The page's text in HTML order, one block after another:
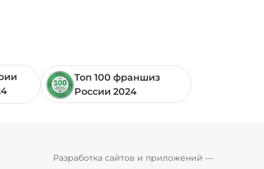
Топ 100 франшиз
России 2024
Разработка сайтов и приложений —